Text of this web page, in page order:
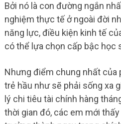
Bởi nó là con đường ngắn
nghiệm thực tế ở ngoài đời
năng lực, điều kiện kinh tế
có thể lựa chọn cấp bậc học
Nhưng điểm chung nhất của
trẻ hầu như sẽ phải sống xa
lý chi tiêu tài chính hàng
thời gian đó, các em mới